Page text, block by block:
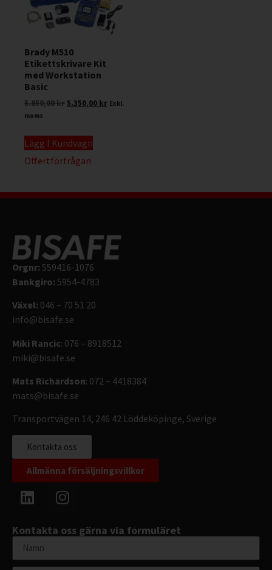
Brady M510
Etikettskrivare Kit
med Workstation
Basic
5.850,00kr5.350,00 kr Exkl.
moms
Lägg I Kundvagn
Offertförfrågan
Orgnr: 559416-1076
Bankgiro: 5954-4783
Växel: 046 – 70 51 20
info@bisafe.se
Miki Rancic: 076 – 8918512
miki@bisafe.se
Mats Richardson: 072 – 4418384
mats@bisafe.se
Transportvägen 14, 246 42 Löddeköpinge, Sverige
Kontakta oss
Allmänna försäljningsvillkor
Kontakta oss gärna via formuläret